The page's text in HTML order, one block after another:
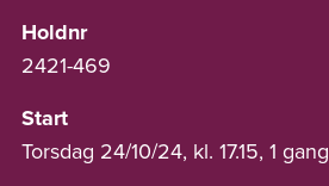
Holdnr
2421-469
Start
Torsdag 24/10/24, kl. 17.15, 1 gang